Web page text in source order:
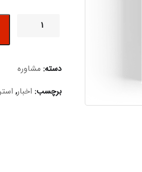
دسته:مشاوره
برچسب: اخبار,